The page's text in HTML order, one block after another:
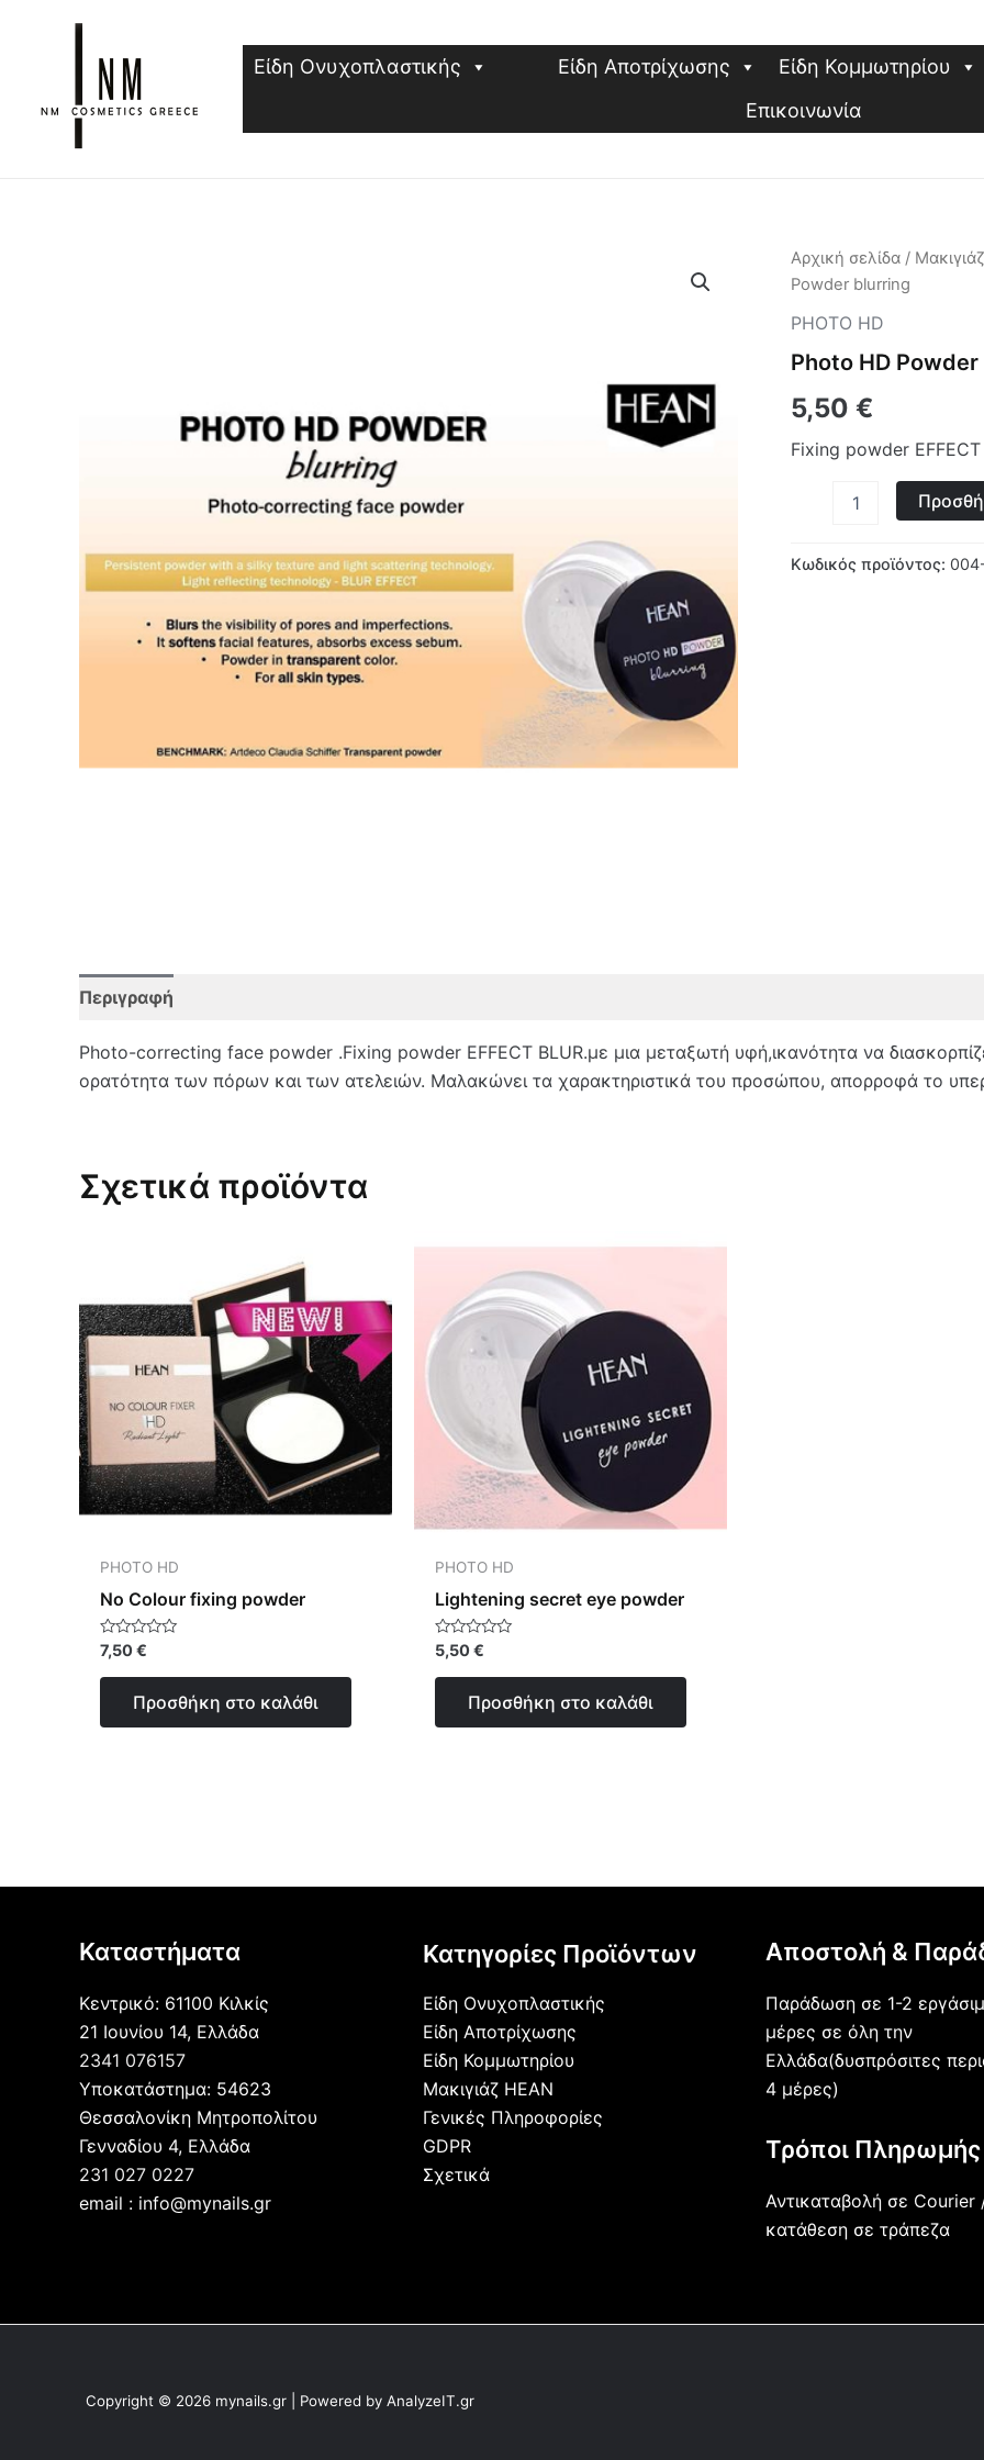
περιεχόμενο
Είδη Ονυχοπλαστικής Είδη Αποτρίχωσης
Είδη Κομμωτηρίου
Επικοινωνία
Αρχική σελίδα /
Powder blurring
PHOTO HD
Photo HD
5,50 €
Fixing powder EFFECT
Photo
HD
blurring
Κωδικός προϊόντος:
Περιγραφή
Photo-correcting face powder .Fixing powder EFFECT BLUR.με μια μεταξωτή υφή,ικανότητα να
ορατότητα των πόρων και των ατελειών. Μαλακώνει τα χαρακτηριστικά του προσώπου, απορροφά το
Σχετικά προϊόντα
PHOTO HD
No Colour fixing powder
Βαθμολογήθηκε
με
0
7,50€
Προσθήκη στο καλάθι
PHOTO HD
Lightening secret eye powder
Βαθμολογήθηκε
με
0
5,50€
Προσθήκη στο καλάθι
Καταστήματα
Κεντρικό: 61100 Κιλκίς
21 Ιουνίου 14, Ελλάδα
2341 076157
Υποκατάστημα: 54623
Θεσσαλονίκη Μητροπολίτου
Γενναδίου 4, Ελλάδα
231 027 0227
email : info@mynails.gr
Κατηγορίες Προϊόντων
Είδη Ονυχοπλαστικής
Είδη Αποτρίχωσης
Είδη Κομμωτηρίου
Μακιγιάζ HEAN
Γενικές Πληροφορίες
GDPR
Σχετικά
Αποστολή &
Παράδωση σε 1-2
μέρες σε όλη την
Ελλάδα(δυσπρόσιτες
4 μέρες)
Τρόποι Πληρωμής
Αντικαταβολή σε Courier
κατάθεση σε τράπεζα
Copyright © 2026 mynails.gr | Powered by AnalyzeIT.gr